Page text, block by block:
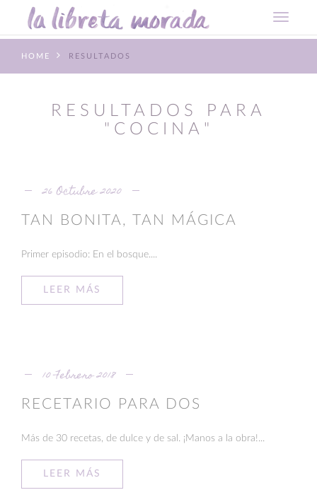
HOME RESULTADOS
RESULTADOS PARA
"COCINA"
26 Octubre 2020
TAN BONITA, TAN MÁGICA
Primer episodio: En el bosque....
LEER MÁS
10 Febrero 2018
RECETARIO PARA DOS
Más de 30 recetas, de dulce y de sal. ¡Manos a la obra!...
LEER MÁS